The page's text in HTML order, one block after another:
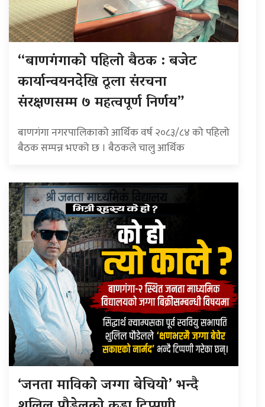
“बाणगंगाको पहिलो बैठक : बजेट
कार्यान्वयनदेखि ठूला संरचना
संरक्षणसम्म ७ महत्वपूर्ण निर्णय”
बाणगंगा नगरपालिकाको आर्थिक वर्ष २०८३/८४ को पहिलो
बैठक सम्पन्न भएको छ । बैठकले चालु आर्थिक
‘जनता माविको जग्गा बेचियो’ भन्दै